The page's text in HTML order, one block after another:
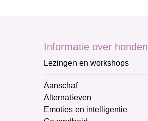
Informatie over honden
Lezingen en workshops
Aanschaf
Alternatieven
Emoties en intelligentie